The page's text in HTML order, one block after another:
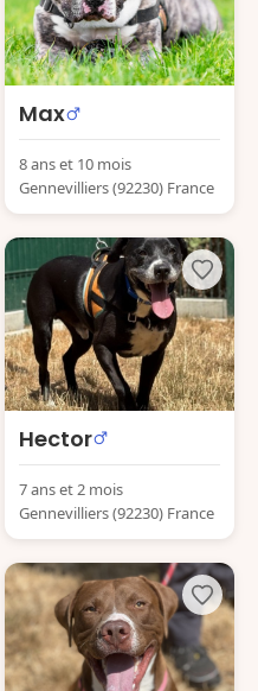
Max
8 ans et 10 mois
Gennevilliers (92230) France
Hector
7 ans et 2 mois
Gennevilliers (92230) France